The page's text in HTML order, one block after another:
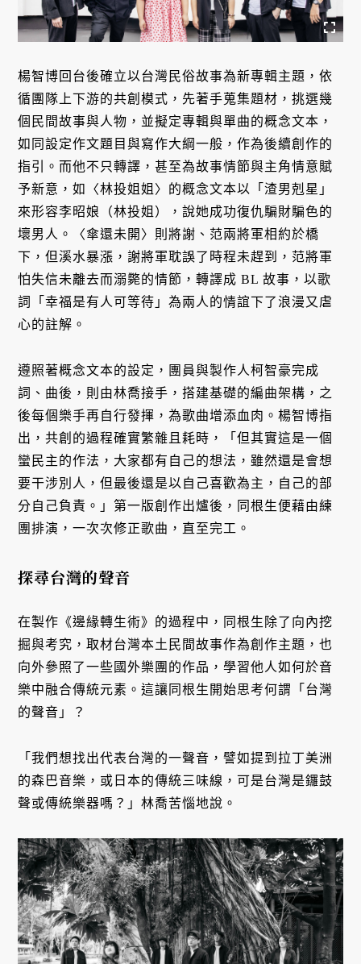
楊智博回台後確立以台灣民俗故事為新專輯主題，依
循團隊上下游的共創模式，先著手蒐集題材，挑選幾
個民間故事與人物，並擬定專輯與單曲的概念文本，
如同設定作文題目與寫作大綱一般，作為後續創作的
指引。而他不只轉譯，甚至為故事情節與主角情意賦
予新意，如〈林投姐姐〉的概念文本以「渣男剋星」
來形容李昭娘（林投姐），說她成功復仇騙財騙色的
壞男人。〈傘還未開〉則將謝、范兩將軍相約於橋
下，但溪水暴漲，謝將軍耽誤了時程未趕到，范將軍
怕失信未離去而溺斃的情節，轉譯成 BL 故事，以歌
詞「幸福是有人可等待」為兩人的情誼下了浪漫又虐
心的註解。
遵照著概念文本的設定，團員與製作人柯智豪完成
詞、曲後，則由林喬接手，搭建基礎的編曲架構，之
後每個樂手再自行發揮，為歌曲增添血肉。楊智博指
出，共創的過程確實繁雜且耗時，「但其實這是一個
蠻民主的作法，大家都有自己的想法，雖然還是會想
要干涉別人，但最後還是以自己喜歡為主，自己的部
分自己負責。」第一版創作出爐後，同根生便藉由練
團排演，一次次修正歌曲，直至完工。
探尋台灣的聲音
在製作《邊緣轉生術》的過程中，同根生除了向內挖
掘與考究，取材台灣本土民間故事作為創作主題，也
向外參照了一些國外樂團的作品，學習他人如何於音
樂中融合傳統元素。這讓同根生開始思考何謂「台灣
的聲音」？
「我們想找出代表台灣的一聲音，譬如提到拉丁美洲
的森巴音樂，或日本的傳統三味線，可是台灣是鑼鼓
聲或傳統樂器嗎？」林喬苦惱地說。